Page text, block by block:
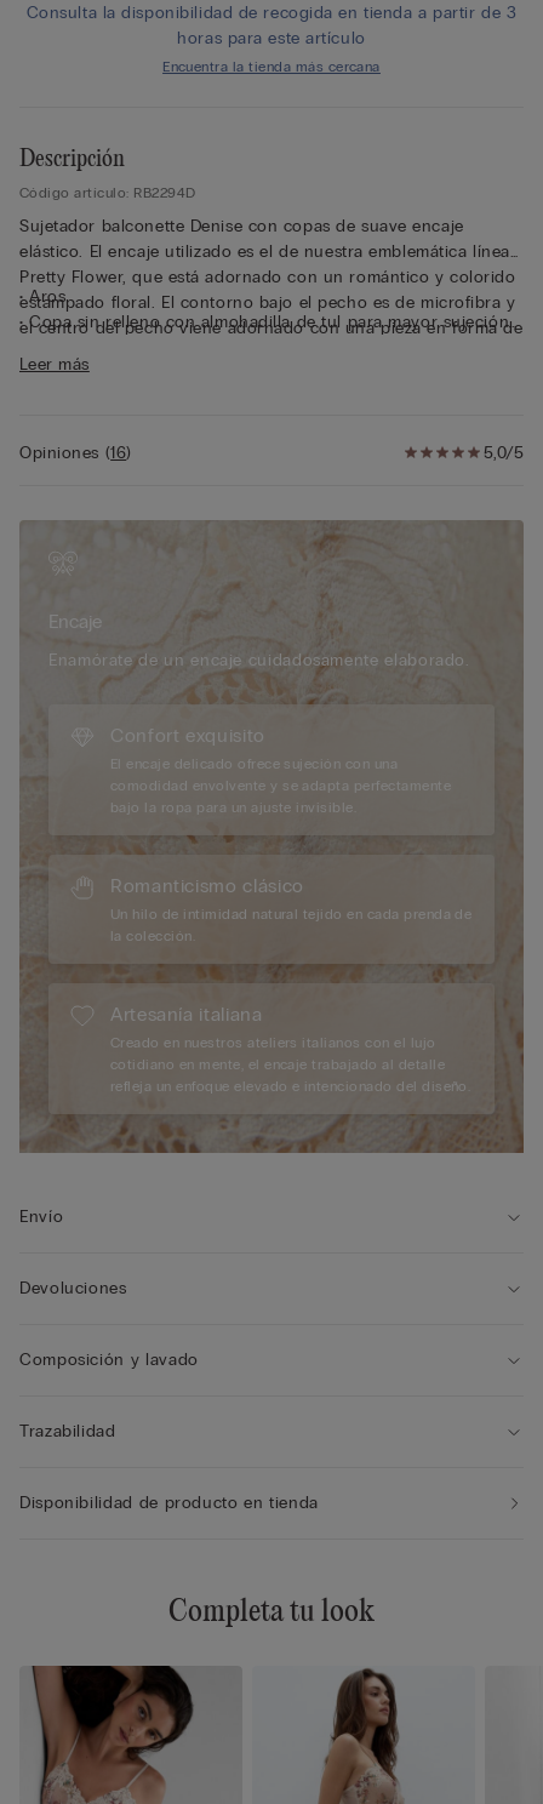
Consulta la disponibilidad de recogida en tienda a partir de 3
horas para este artículo
Encuentra la tienda más cercana
Descripción
Código artículo: RB2294D
Sujetador balconette Denise con copas de suave encaje
elástico. El encaje utilizado es el de nuestra emblemática línea
Pretty Flower, que está adornado con un romántico y colorido
estampado floral. El contorno bajo el pecho es de microfibra y
el centro del pecho viene adornado con una pieza en forma de
V. Contorno del pecho de tul adornado con un volante de
encaje. Pensado para realzar el escote, es un sujetador
sujetador balconette de encaje capaz de fusionar sofisticación
• Aros
• Copa sin relleno con almohadilla de tul para mayor sujeción
• Tirantes revestidos de microfibra ajustables en la parte
• Comodidad y sujeción con un efecto volumen natural
Leer más
5,0/5
Opiniones (16)
Encaje
Enamórate de un encaje cuidadosamente elaborado.
Confort exquisito
El encaje delicado ofrece sujeción con una
comodidad envolvente y se adapta perfectamente
bajo la ropa para un ajuste invisible.
Romanticismo clásico
Un hilo de intimidad natural tejido en cada prenda de
la colección.
Artesanía italiana
Creado en nuestros ateliers italianos con el lujo
cotidiano en mente, el encaje trabajado al detalle
refleja un enfoque elevado e intencionado del diseño.
Envío
Devoluciones
Composición y lavado
Trazabilidad
Disponibilidad de producto en tienda
Completa tu look